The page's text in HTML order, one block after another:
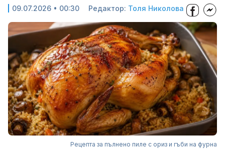
09.07.2026 • 00:30 Редактор: Толя Николова
Рецепта за пълнено пиле с ориз и гъби на фурна